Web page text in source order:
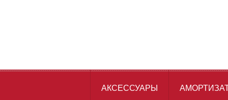
АКСЕССУАРЫ